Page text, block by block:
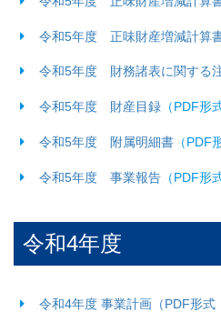
令和5年度 正味財産増減計算
令和5年度 財務諸表に関する
令和5年度 財産目録 （PDF形
令和5年度 附属明細書 （PDF
令和5年度 事業報告 （PDF形
令和4年度
令和4年度 事業計画（PDF形式